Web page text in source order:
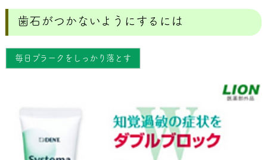
歯石がつかないようにするには
毎日プラークをしっかり落とす